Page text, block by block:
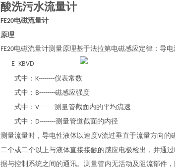
酸洗污水流量计
FE20电磁流量计
原理
FE20电磁流量计测量原理基于法拉第电磁感应定律：导
E=KBVD
式中： K--------仪表常数
式中： B--------磁感应强度
式中： V--------测量管截面内的平均流速
式中： D--------测量管道截面的内径
测量流量时，导电性液体以速度V流过垂直于流量方向的
二个或二个以上与液体直接接触的感应电极检出，并通
据与控制系统之间的通讯。测量管内无活动及阻流部件